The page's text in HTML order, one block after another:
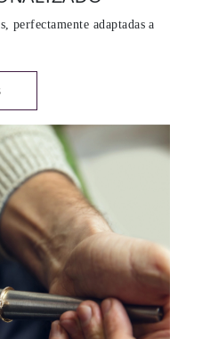
perfectamente adaptadas a